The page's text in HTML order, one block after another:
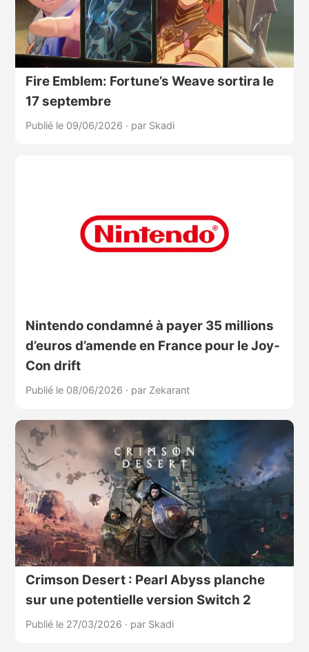
Fire Emblem: Fortune’s Weave sortira le
17 septembre
Publié le 09/06/2026 · par Skadi
Nintendo condamné à payer 35 millions
d’euros d’amende en France pour le Joy-
Con drift
Publié le 08/06/2026 · par Zekarant
Crimson Desert : Pearl Abyss planche
sur une potentielle version Switch 2
Publié le 27/03/2026 · par Skadi